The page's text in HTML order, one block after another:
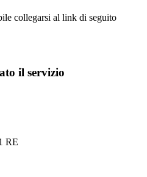
collegarsi al link di seguito
il servizio
RE